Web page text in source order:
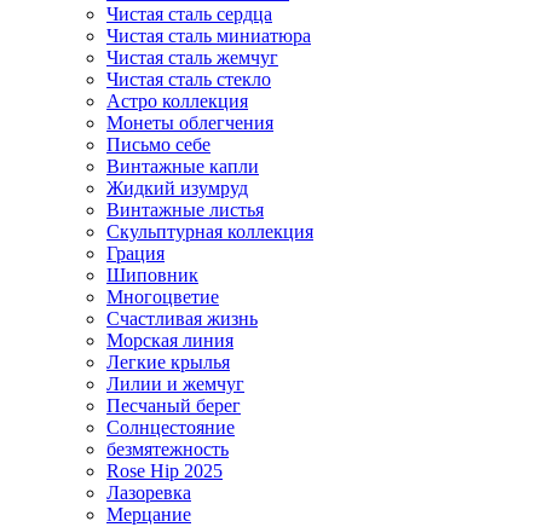
Чистая сталь сердца
Чистая сталь миниатюра
Чистая сталь жемчуг
Чистая сталь стекло
Астро коллекция
Монеты облегчения
Письмо себе
Винтажные капли
Жидкий изумруд
Винтажные листья
Скульптурная коллекция
Грация
Шиповник
Многоцветие
Счастливая жизнь
Морская линия
Легкие крылья
Лилии и жемчуг
Песчаный берег
Солнцестояние
безмятежность
Rose Hip 2025
Лазоревка
Мерцание